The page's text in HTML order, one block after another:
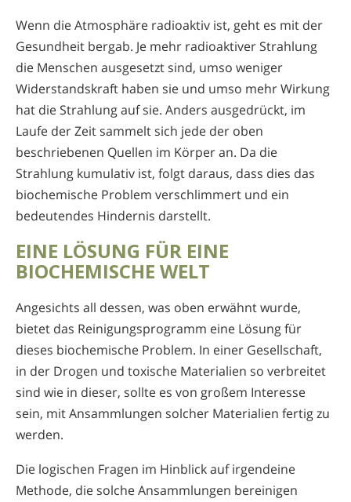
Wenn die Atmosphäre radioaktiv ist, geht es mit der
Gesundheit bergab. Je mehr radioaktiver Strahlung
die Menschen ausgesetzt sind, umso weniger
Widerstandskraft haben sie und umso mehr Wirkung
hat die Strahlung auf sie. Anders ausgedrückt, im
Laufe der Zeit sammelt sich jede der oben
beschriebenen Quellen im Körper an. Da die
Strahlung kumulativ ist, folgt daraus, dass dies das
biochemische Problem verschlimmert und ein
bedeutendes Hindernis darstellt.
EINE LÖSUNG FÜR EINE
BIOCHEMISCHE WELT
Angesichts all dessen, was oben erwähnt wurde,
bietet das Reinigungsprogramm eine Lösung für
dieses biochemische Problem. In einer Gesellschaft,
in der Drogen und toxische Materialien so verbreitet
sind wie in dieser, sollte es von großem Interesse
sein, mit Ansammlungen solcher Materialien fertig zu
werden.
Die logischen Fragen im Hinblick auf irgendeine
Methode, die solche Ansammlungen bereinigen